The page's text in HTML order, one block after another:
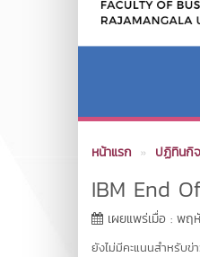
หน้าแรก ปฏิทินกิ
IBM End
เผยแพร่เมื่อ : พ
ยังไม่มีคะแนนสำหรับข่